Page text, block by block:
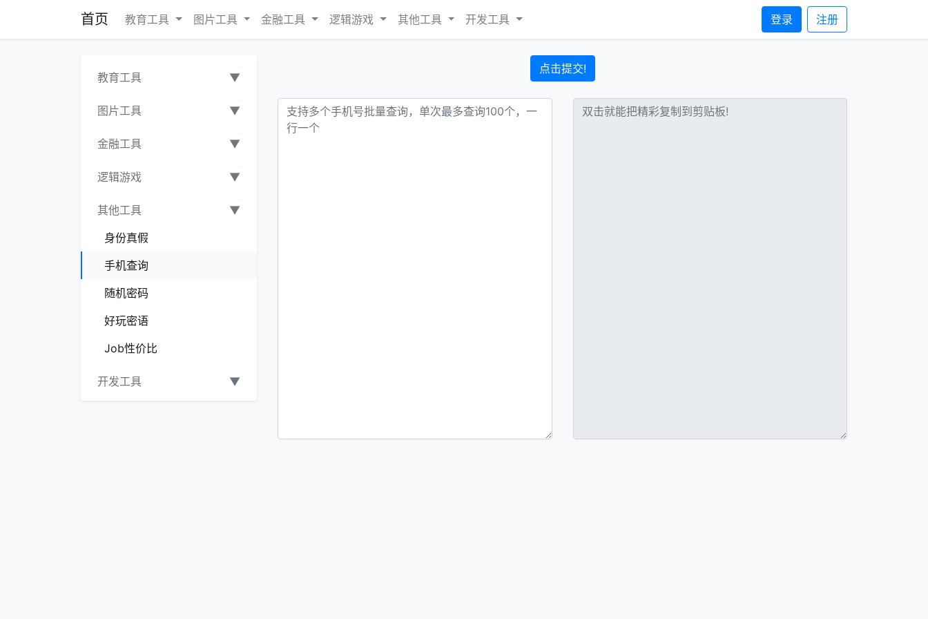
首页 教育工具 图片工具 金融工具 逻辑游戏 其他工具 开发工具 登录 注册
教育工具 ▼
图片工具 ▼
金融工具 ▼
逻辑游戏 ▼
其他工具
▼
身份真假
手机查询
随机密码
好玩密语
Job性价比
开发工具 ▼
点击提交!